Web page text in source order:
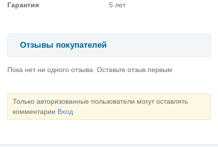
Гарантия 5 лет
Отзывы покупателей
Пока нет ни одного отзыва. Оставьте отзыв первым
Только авторизованные пользователи могут оставлять
комментарии Вход